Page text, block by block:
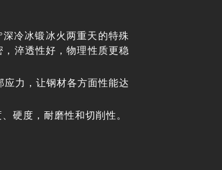
冷冰锻冰火两重天的特殊
淬透性好，物理性质更稳
力，让钢材各方面性能达
硬度，耐磨性和切削性。